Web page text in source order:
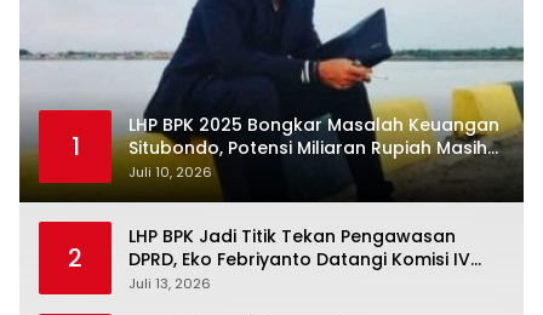
1
LHP BPK 2025 Bongkar Masalah Keuangan
Situbondo, Potensi Miliaran Rupiah Masih
Belum Terkelola
Juli 10, 2026
2
LHP BPK Jadi Titik Tekan Pengawasan
DPRD, Eko Febriyanto Datangi Komisi IV
dan Ajak Dewan Kembali Berpijak pada
Juli 13, 2026